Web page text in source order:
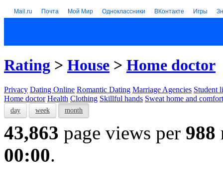
Mail.ru Почта Мой Мир Одноклассники ВКонтакте Игры
Rating > House > Home doctor
Privacy Dating Online Romantic Dating Marriage Agencies Student
Home doctor Health Clothing Skillful hands Sweat home and comfort
day week month
43,863 page views per 988
00:00.